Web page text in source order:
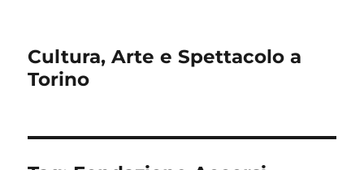
Cultura, Arte e Spettacolo a
Torino